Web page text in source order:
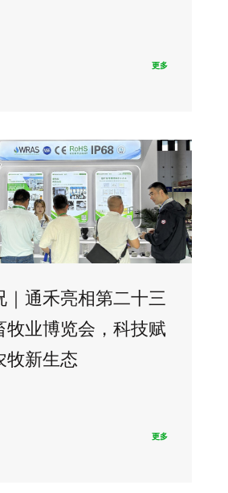
更多
｜通禾亮相第二十三
牧业博览会，科技赋
牧新生态
更多